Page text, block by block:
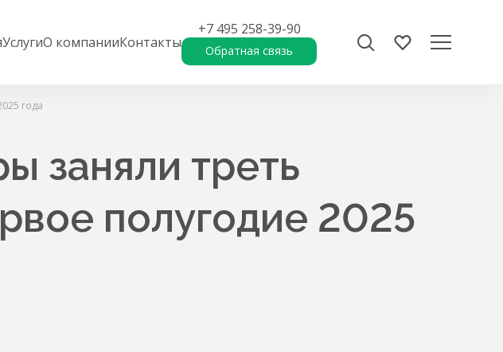
УслугиО компанииКонтакты
+7 495 258-39-90
Обратная связь
года
заняли треть
полугодие 2025